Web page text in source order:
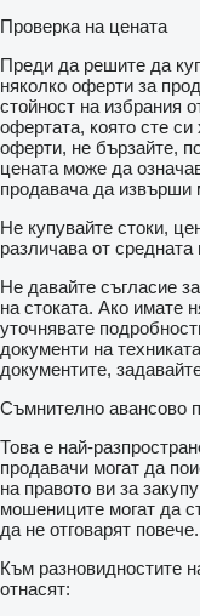
Проверка на цената
Преди да решите да
няколко оферти за
стойност на избрания
офертата, която сте
оферти, не бързайте,
цената може да
продавача да извърши
Не купувайте стоки,
различава от
Не давайте съгласие
на стоката. Ако имате
уточнявате
документи на
документите,
Съмнително авансово
Това е най-
продавачи могат да
на правото ви за
мошениците могат да
да не отговарят повече.
Към разновидностите
отнасят: